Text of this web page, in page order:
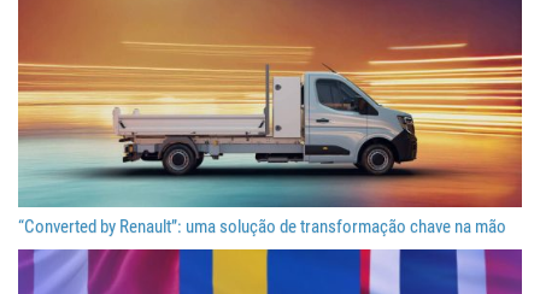
“Converted by Renault”: uma solução de transformação chave na mão